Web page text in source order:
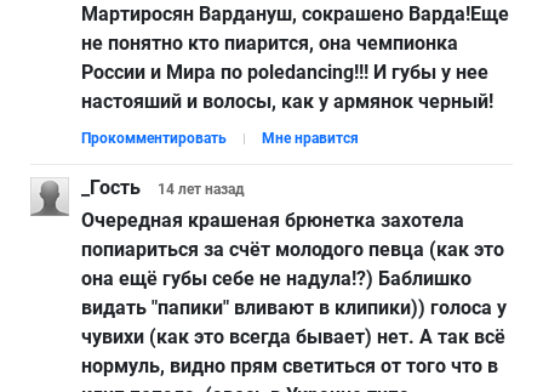
Мартиросян Вардануш, сокрашено Варда!Еще
не понятно кто пиарится, она чемпионка
России и Мира по poledancing!!! И губы у нее
настояший и волосы, как у армянок черный!
Прокомментировать Мне нравится
_Гость 14 лет назад
Очередная крашеная брюнетка захотела
попиариться за счёт молодого певца (как это
она ещё губы себе не надула!?) Баблишко
видать "папики" вливают в клипики)) голоса у
чувихи (как это всегда бывает) нет. А так всё
нормуль, видно прям светиться от того что в